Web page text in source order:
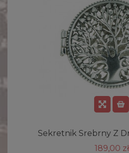
Sekretnik Srebrny Z
189,00 zł